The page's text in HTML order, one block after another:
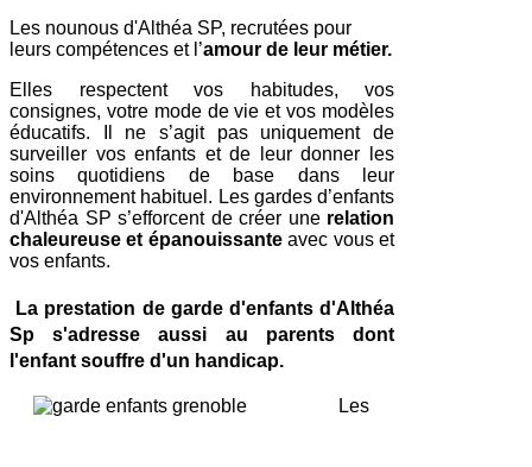
Les nounous d'Althéa SP, recrutées pour
leurs compétences et l’amour de leur métier.
Elles respectent vos habitudes, vos
consignes, votre mode de vie et vos modèles
éducatifs. Il ne s’agit pas uniquement de
surveiller vos enfants et de leur donner les
soins quotidiens de base dans leur
environnement habituel. Les gardes d’enfants
d'Althéa SP s’efforcent de créer une relation
chaleureuse et épanouissanteavec vous et
vos enfants.
La prestation de garde d'enfants d'Althéa
Sp s'adresse aussi au parents dont
l'enfant souffre d'un handicap.
Les